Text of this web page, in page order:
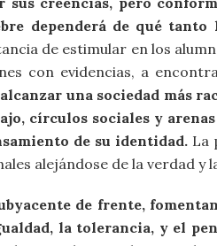
dependerá de qué
de estimular en los
con evidencias, a
una sociedad más
círculos sociales y
de su identidad. La
alejándose de la verdad y
de frente,
la tolerancia, y el